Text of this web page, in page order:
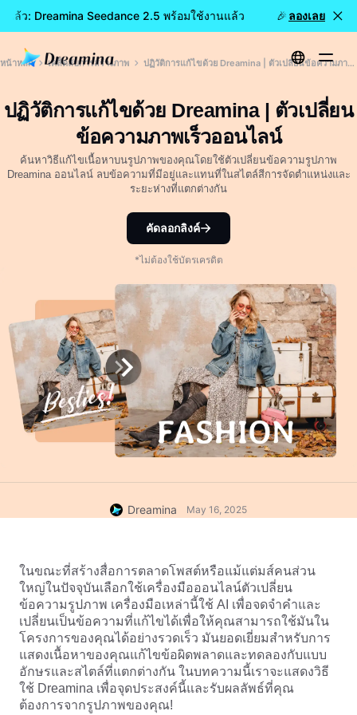
แล้ว: Dreamina Seedance 2.5 พร้อมใช้งานแล้ว 🎉 โมเดลใหม่เ
ลองเลย
หน้าหลัก เคล็ดลับการสร้างภาพ ปฏิวัติการแก้ไขด้วย Dreamina | ตัวเปลี่ยนข้อความภาพเร็วออนไลน์
ปฏิวัติการแก้ไขด้วย Dreamina | ตัวเปลี่ยน
ข้อความภาพเร็วออนไลน์
ค้นหาวิธีแก้ไขเนื้อหาบนรูปภาพของคุณโดยใช้ตัวเปลี่ยนข้อความรูปภาพ
Dreamina ออนไลน์ ลบข้อความที่มีอยู่และแทนที่ในสไตล์สีการจัดตำแหน่งและ
ระยะห่างที่แตกต่างกัน
คัดลอกลิงค์
*ไม่ต้องใช้บัตรเครดิต
Dreamina May 16, 2025
ในขณะที่สร้างสื่อการตลาดโพสต์หรือแม้แต่มส์คนส่วน
ใหญ่ในปัจจุบันเลือกใช้เครื่องมือออนไลน์ตัวเปลี่ยน
ข้อความรูปภาพ เครื่องมือเหล่านี้ใช้ AI เพื่อจดจำคำและ
เปลี่ยนเป็นข้อความที่แก้ไขได้เพื่อให้คุณสามารถใช้มันใน
โครงการของคุณได้อย่างรวดเร็ว มันยอดเยี่ยมสำหรับการ
แสดงเนื้อหาของคุณแก้ไขข้อผิดพลาดและทดลองกับแบบ
อักษรและสไตล์ที่แตกต่างกัน ในบทความนี้เราจะแสดงวิธี
ใช้ Dreamina เพื่อจุดประสงค์นี้และรับผลลัพธ์ที่คุณ
ต้องการจากรูปภาพของคุณ!